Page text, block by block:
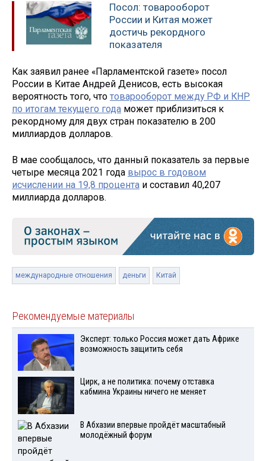
Посол: товарооборот
России и Китая может
достичь рекордного
показателя
Как заявил ранее «Парламентской газете» посол
России в Китае Андрей Денисов, есть высокая
вероятность того, что товарооборот между РФ и КНР
по итогам текущего года может приблизиться к
рекордному для двух стран показателю в 200
миллиардов долларов.
В мае сообщалось, что данный показатель за первые
четыре месяца 2021 года вырос в годовом
исчислении на 19,8 процента и составил 40,207
миллиарда долларов.
международные отношения деньги Китай
Рекомендуемые материалы
Эксперт: только Россия может дать Африке
возможность защитить себя
Цирк, а не политика: почему отставка
кабмина Украины ничего не меняет
В Абхазии впервые пройдёт масштабный
молодёжный форум